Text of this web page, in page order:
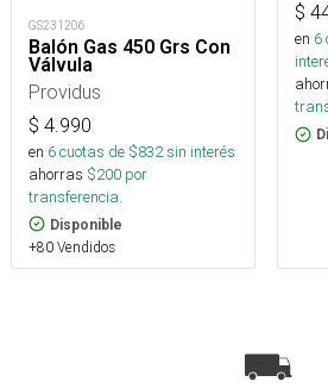
GS231206
Balón Gas 450 Grs Con
Válvula
Providus
$ 4.990
en 6cuotas de $832sin interés
ahorras $200 por
transferencia.
Disponible
+80 Vendidos
$
en 6